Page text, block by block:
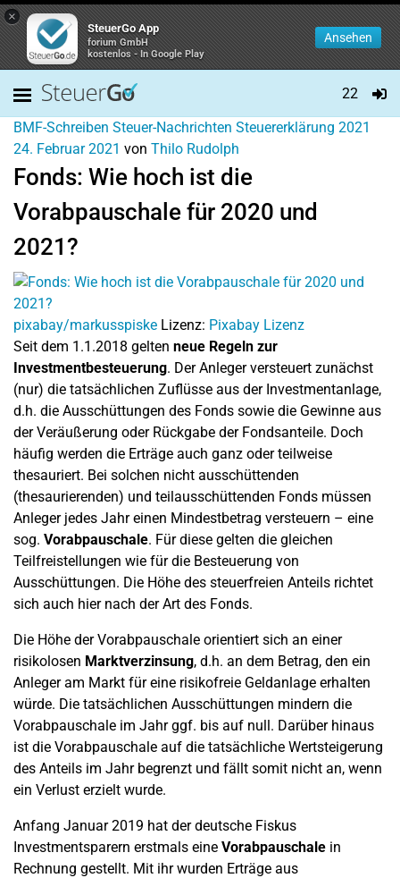
×
SteuerGo App
forium GmbH
kostenlos - In Google Play
Ansehen
22
BMF-Schreiben Steuer-Nachrichten Steuererklärung 2021
24. Februar 2021 von Thilo Rudolph
Fonds: Wie hoch ist die
Vorabpauschale für 2020 und
2021?
pixabay/markusspiske Lizenz: Pixabay Lizenz
Seit dem 1.1.2018 gelten neue Regeln zur
Investmentbesteuerung. Der Anleger versteuert zunächst
(nur) die tatsächlichen Zuflüsse aus der Investmentanlage,
d.h. die Ausschüttungen des Fonds sowie die Gewinne aus
der Veräußerung oder Rückgabe der Fondsanteile. Doch
häufig werden die Erträge auch ganz oder teilweise
thesauriert. Bei solchen nicht ausschüttenden
(thesaurierenden) und teilausschüttenden Fonds müssen
Anleger jedes Jahr einen Mindestbetrag versteuern – eine
sog. Vorabpauschale. Für diese gelten die gleichen
Teilfreistellungen wie für die Besteuerung von
Ausschüttungen. Die Höhe des steuerfreien Anteils richtet
sich auch hier nach der Art des Fonds.
Die Höhe der Vorabpauschale orientiert sich an einer
risikolosen Marktverzinsung, d.h. an dem Betrag, den ein
Anleger am Markt für eine risikofreie Geldanlage erhalten
würde. Die tatsächlichen Ausschüttungen mindern die
Vorabpauschale im Jahr ggf. bis auf null. Darüber hinaus
ist die Vorabpauschale auf die tatsächliche Wertsteigerung
des Anteils im Jahr begrenzt und fällt somit nicht an, wenn
ein Verlust erzielt wurde.
Anfang Januar 2019 hat der deutsche Fiskus
Investmentsparern erstmals eine Vorabpauschale in
Rechnung gestellt. Mit ihr wurden Erträge aus